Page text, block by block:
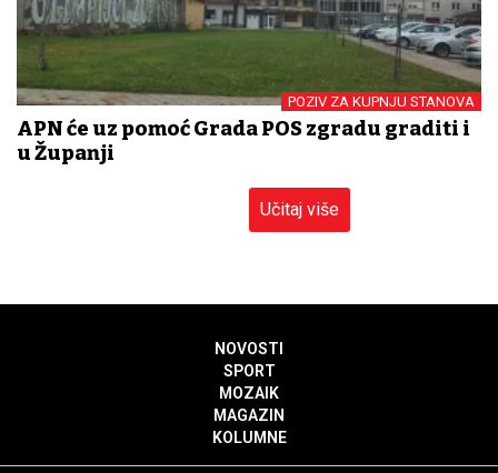
POZIV ZA KUPNJU STANOVA
APN će uz pomoć Grada POS zgradu graditi i
u Županji
Učitaj više
NOVOSTI
SPORT
MOZAIK
MAGAZIN
KOLUMNE